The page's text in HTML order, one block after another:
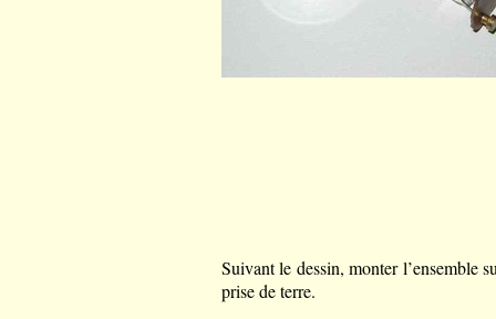
Suivant le dessin, monter l’ensemble
prise de terre.